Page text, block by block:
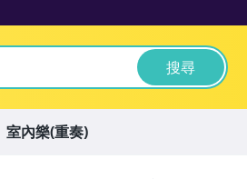
搜尋
室內樂(重奏)